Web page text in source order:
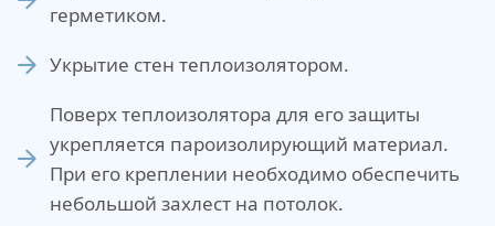
герметиком.
Укрытие стен теплоизолятором.
Поверх теплоизолятора для его защиты
укрепляется пароизолирующий материал.
При его креплении необходимо обеспечить
небольшой захлест на потолок.